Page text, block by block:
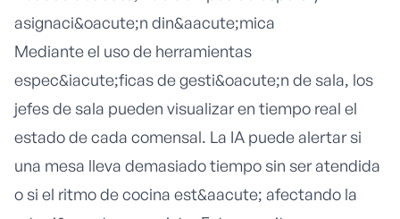
asignaci&oacute;n din&aacute;mica
Mediante el uso de herramientas
espec&iacute;ficas degesti&oacute;n de sala, los
jefes de sala pueden visualizar en tiempo real el
estado de cada comensal. La IA puede alertar si
una mesa lleva demasiado tiempo sin ser atendida
o si el ritmo de cocina est&aacute; afectando la